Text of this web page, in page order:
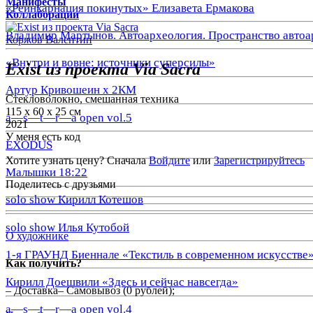
«Реинкарнация покинутых» Елизавета Ермакова
Владимир Мартынов. Автоархеология. Пространство
«Внутри и вовне: источники суперсилы»
Артур Кривошеин х 2КМ
a—s—t—r—a open vol.5
EXODUS
Малышки 18:22
solo show Кирилл Котешов
solo show Илья Кутобой
1-я ГРАУНД Биеннале «Текстиль в современном искусстве»
Кирилл Доешвили «Здесь и сейчас навсегда»
a—s—t—r—a open vol.4
Коллаборации
Коржов Валентин
Exist из проекта Via Sacra
Стекловолокно, смешанная техника
115 х 60 х 25 см
2021
У меня есть код
Хотите узнать цену? СначалаВойдитеилиЗарегистрируйтесь
Поделитесь с друзьями
О художнике
Как получить?
– Доставка– Самовывоз (0 рублей);